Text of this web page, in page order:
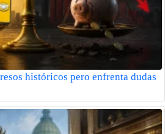
históricos pero enfrenta dudas